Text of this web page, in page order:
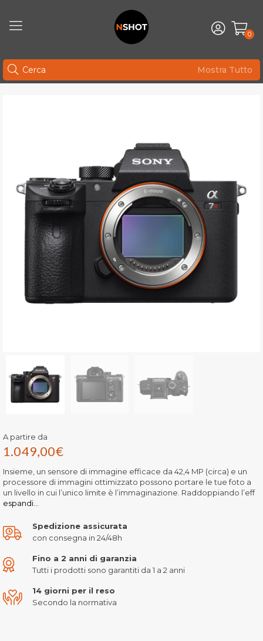
0
Mostra Tutto
A partire da
1.049,00€
Insieme, un sensore di immagine efficace da 42,4 MP (circa) e un
processore di immagini ottimizzato possono portare le tue foto a
un livello in cui l’unico limite è l’immaginazione. Raddoppiando l’eff
espandi...
Spedizione assicurata
con consegna in 24/48h
Fino a 2 anni di garanzia
Tutti i prodotti sono garantiti da 1 a 2 anni
14 giorni per il reso
Secondo la normativa